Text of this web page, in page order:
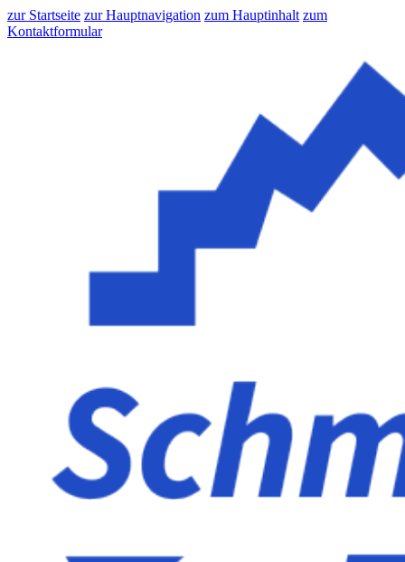
zur Startseite zur Hauptnavigation zum Hauptinhalt zum
Kontaktformular